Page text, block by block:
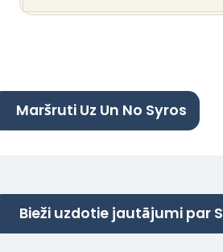
Maršruti Uz Un No Syros
Bieži uzdotie jautājumi par